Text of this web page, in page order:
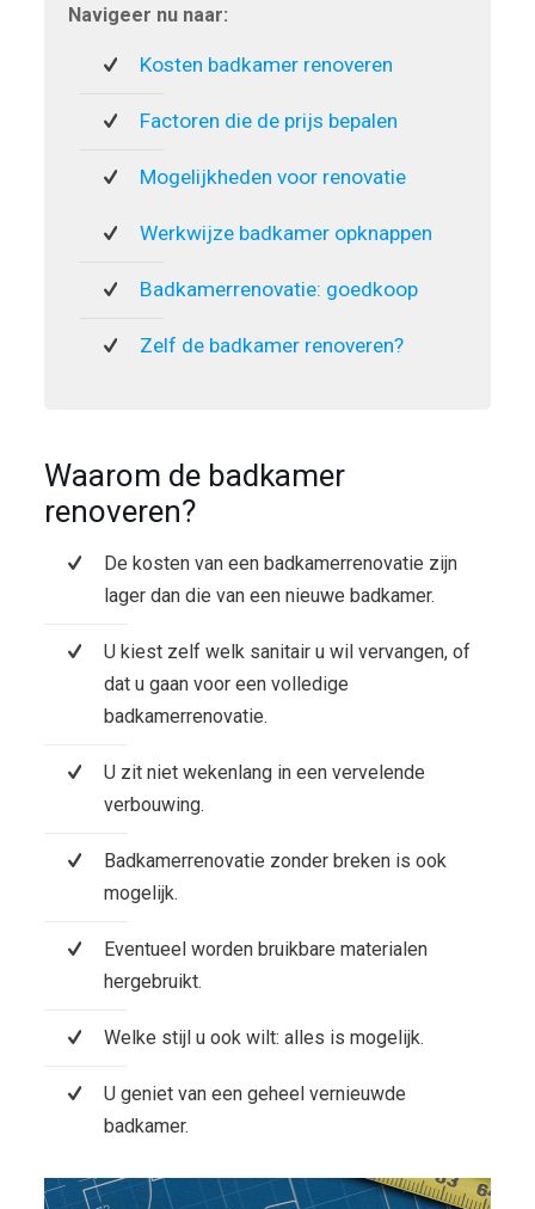
Navigeer nu naar:
Kosten badkamer renoveren
Factoren die de prijs bepalen
Mogelijkheden voor renovatie
Werkwijze badkamer opknappen
Badkamerrenovatie: goedkoop
Zelf de badkamer renoveren?
Waarom de badkamer
renoveren?
De kosten van een badkamerrenovatie zijn
lager dan die van een nieuwe badkamer.
U kiest zelf welk sanitair u wil vervangen, of
dat u gaan voor een volledige
badkamerrenovatie.
U zit niet wekenlang in een vervelende
verbouwing.
Badkamerrenovatie zonder breken is ook
mogelijk.
Eventueel worden bruikbare materialen
hergebruikt.
Welke stijl u ook wilt: alles is mogelijk.
U geniet van een geheel vernieuwde
badkamer.